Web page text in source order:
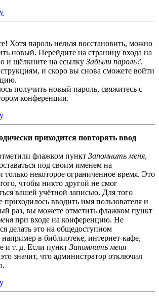
Хотя пароль нельзя восстановить, можно
новый. Перейдите на страницу входа на
и щёлкните на ссылку Забыли пароль?.
и скоро вы снова сможете войти
получить новый пароль, свяжитесь с
конференции.
приходится повторять ввод
флажком пункт Запомнить меня,
под своим именем на
только некоторое ограниченное время. Это
чтобы никто другой не смог
вашей учётной записью. Для того
приходилось вводить имя пользователя и
раз, вы можете отметить флажком пункт
при входе на конференцию. Не
делать это на общедоступном
в библиотеке, интернет-кафе,
и т. д. Если пункт Запомнить меня
это значит, что администратор отключил